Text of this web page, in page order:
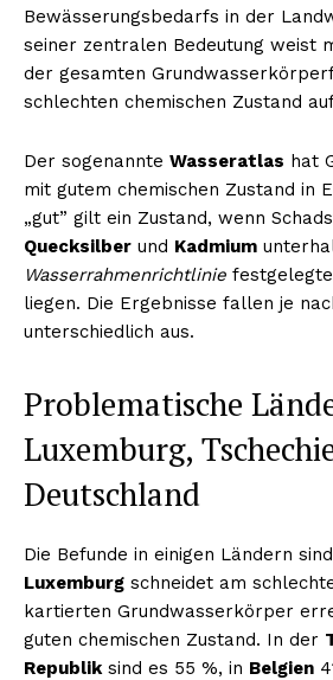
Bewässerungsbedarfs in der
seiner zentralen Bedeutung weist
der gesamten
schlechten chemischen Zustand
Der sogenannte Wasseratlas hat
mit gutem chemischen Zustand in
„gut” gilt ein Zustand, wenn
Quecksilber und Kadmium
Wasserrahmenrichtlinie
liegen. Die Ergebnisse fallen je
unterschiedlich aus.
Problematische
Luxemburg,
Deutschland
Die Befunde in einigen Ländern
Luxemburg schneidet am
kartierten Grundwasserkörper
guten chemischen Zustand. In der
Republiksind es 55 %, in Belgien